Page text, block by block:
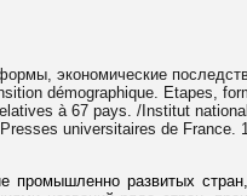
экономические
démographique. Etapes,
à 67 pays. /Institut
universitaires de France.
промышленно развитых